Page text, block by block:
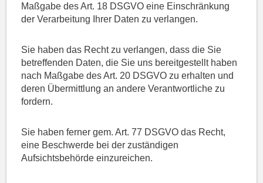
Maßgabe des Art. 18 DSGVO eine Einschränkung
der Verarbeitung Ihrer Daten zu verlangen.
Sie haben das Recht zu verlangen, dass die Sie
betreffenden Daten, die Sie uns bereitgestellt haben
nach Maßgabe des Art. 20 DSGVO zu erhalten und
deren Übermittlung an andere Verantwortliche zu
fordern.
Sie haben ferner gem. Art. 77 DSGVO das Recht,
eine Beschwerde bei der zuständigen
Aufsichtsbehörde einzureichen.